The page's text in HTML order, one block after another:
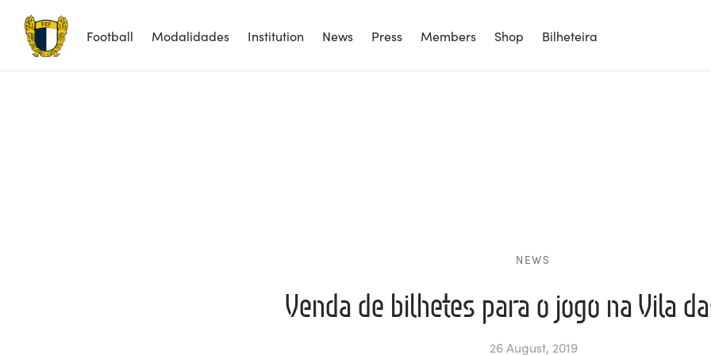
Football Modalidades Institution News Press Members Shop Bilheteira
NEWS
Venda de bilhetes para o jogo na Vila
26 August, 2019